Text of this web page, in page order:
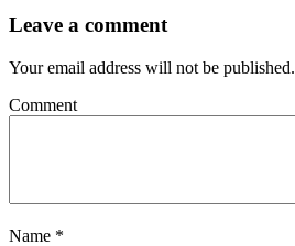
Leave a comment
Your email address will not be published.
Comment
Name *